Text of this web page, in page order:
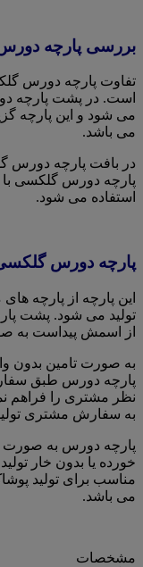
بررسی پارچه
تفاوت پارچه دورس
است. در پشت پارچه
می شود و این پارچه
می باشد.
در بافت پارچه دورس
پارچه دورس گلکسی با
استفاده می شود.
پارچه دورس
این پارچه از پارچه
تولید می شود. پشت
از اسمش پیداست به
به صورت تامین بدون
پارچه دورس طبق
نظر مشتری را فراهم
به سفارش مشتری
خورده یا بدون خار
مناسب برای تولید
می باشد.
مشخصات